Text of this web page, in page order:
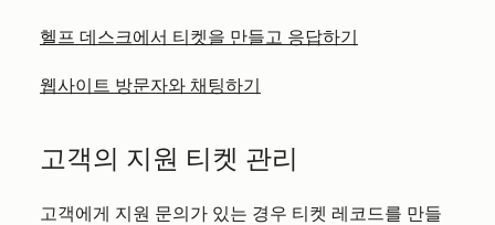
헬프 데스크에서 티켓을 만들고 응답하기
웹사이트 방문자와 채팅하기
고객의 지원 티켓 관리
고객에게 지원 문의가 있는 경우 티켓 레코드를 만들